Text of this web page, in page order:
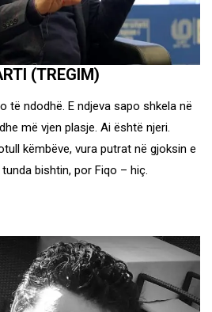
(TREGIM)
të ndodhë. E ndjeva sapo shkela në
më vjen plasje. Ai është njeri.
këmbëve, vura putrat në gjoksin e
bishtin, por Fiqo – hiç.